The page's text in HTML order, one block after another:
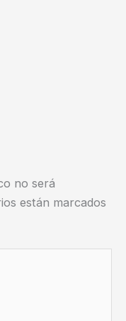
no será
están marcados